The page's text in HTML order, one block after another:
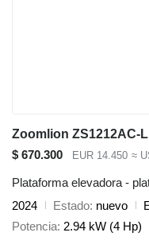
$ 670.300 EUR 14.450 ≈
Plataforma elevadora -
2024
Estado nuevo
Potencia 2.94 kW (4 Hp)